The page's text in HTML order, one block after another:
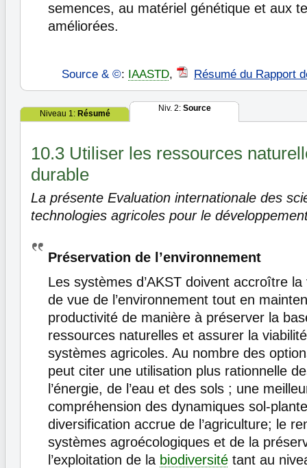
semences, au matériel génétique et aux
améliorées.
Source & ©: IAASTD, Résumé du Rapport
Niveau 1: Résumé
Niv. 2: Source
10.3 Utiliser les ressources
durable
La présente Evaluation internationale des
technologies agricoles pour le
Préservation de l’environnement
Les systèmes d’AKST doivent accroître
de vue de l’environnement tout en
productivité de manière à préserver la
ressources naturelles et assurer la
systèmes agricoles. Au nombre des
peut citer une utilisation plus rationnelle
l’énergie, de l’eau et des sols ; une
compréhension des dynamiques sol-
diversification accrue de l’agriculture; le
systèmes agroécologiques et de la
l’exploitation de la biodiversité tant au